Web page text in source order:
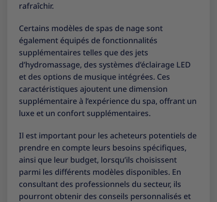
rafraîchir.
Certains modèles de spas de nage sont
également équipés de fonctionnalités
supplémentaires telles que des jets
d’hydromassage, des systèmes d’éclairage LED
et des options de musique intégrées. Ces
caractéristiques ajoutent une dimension
supplémentaire à l’expérience du spa, offrant un
luxe et un confort supplémentaires.
Il est important pour les acheteurs potentiels de
prendre en compte leurs besoins spécifiques,
ainsi que leur budget, lorsqu’ils choisissent
parmi les différents modèles disponibles. En
consultant des professionnels du secteur, ils
pourront obtenir des conseils personnalisés et